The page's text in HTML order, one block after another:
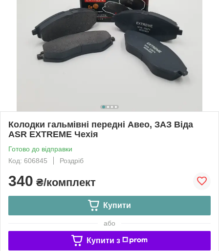
Колодки гальмівні передні Авео, ЗАЗ Віда
ASR EXTREME Чехія
Готово до відправки
Код: 606845
Роздріб
340 ₴/комплект
Купити
або
Купити з